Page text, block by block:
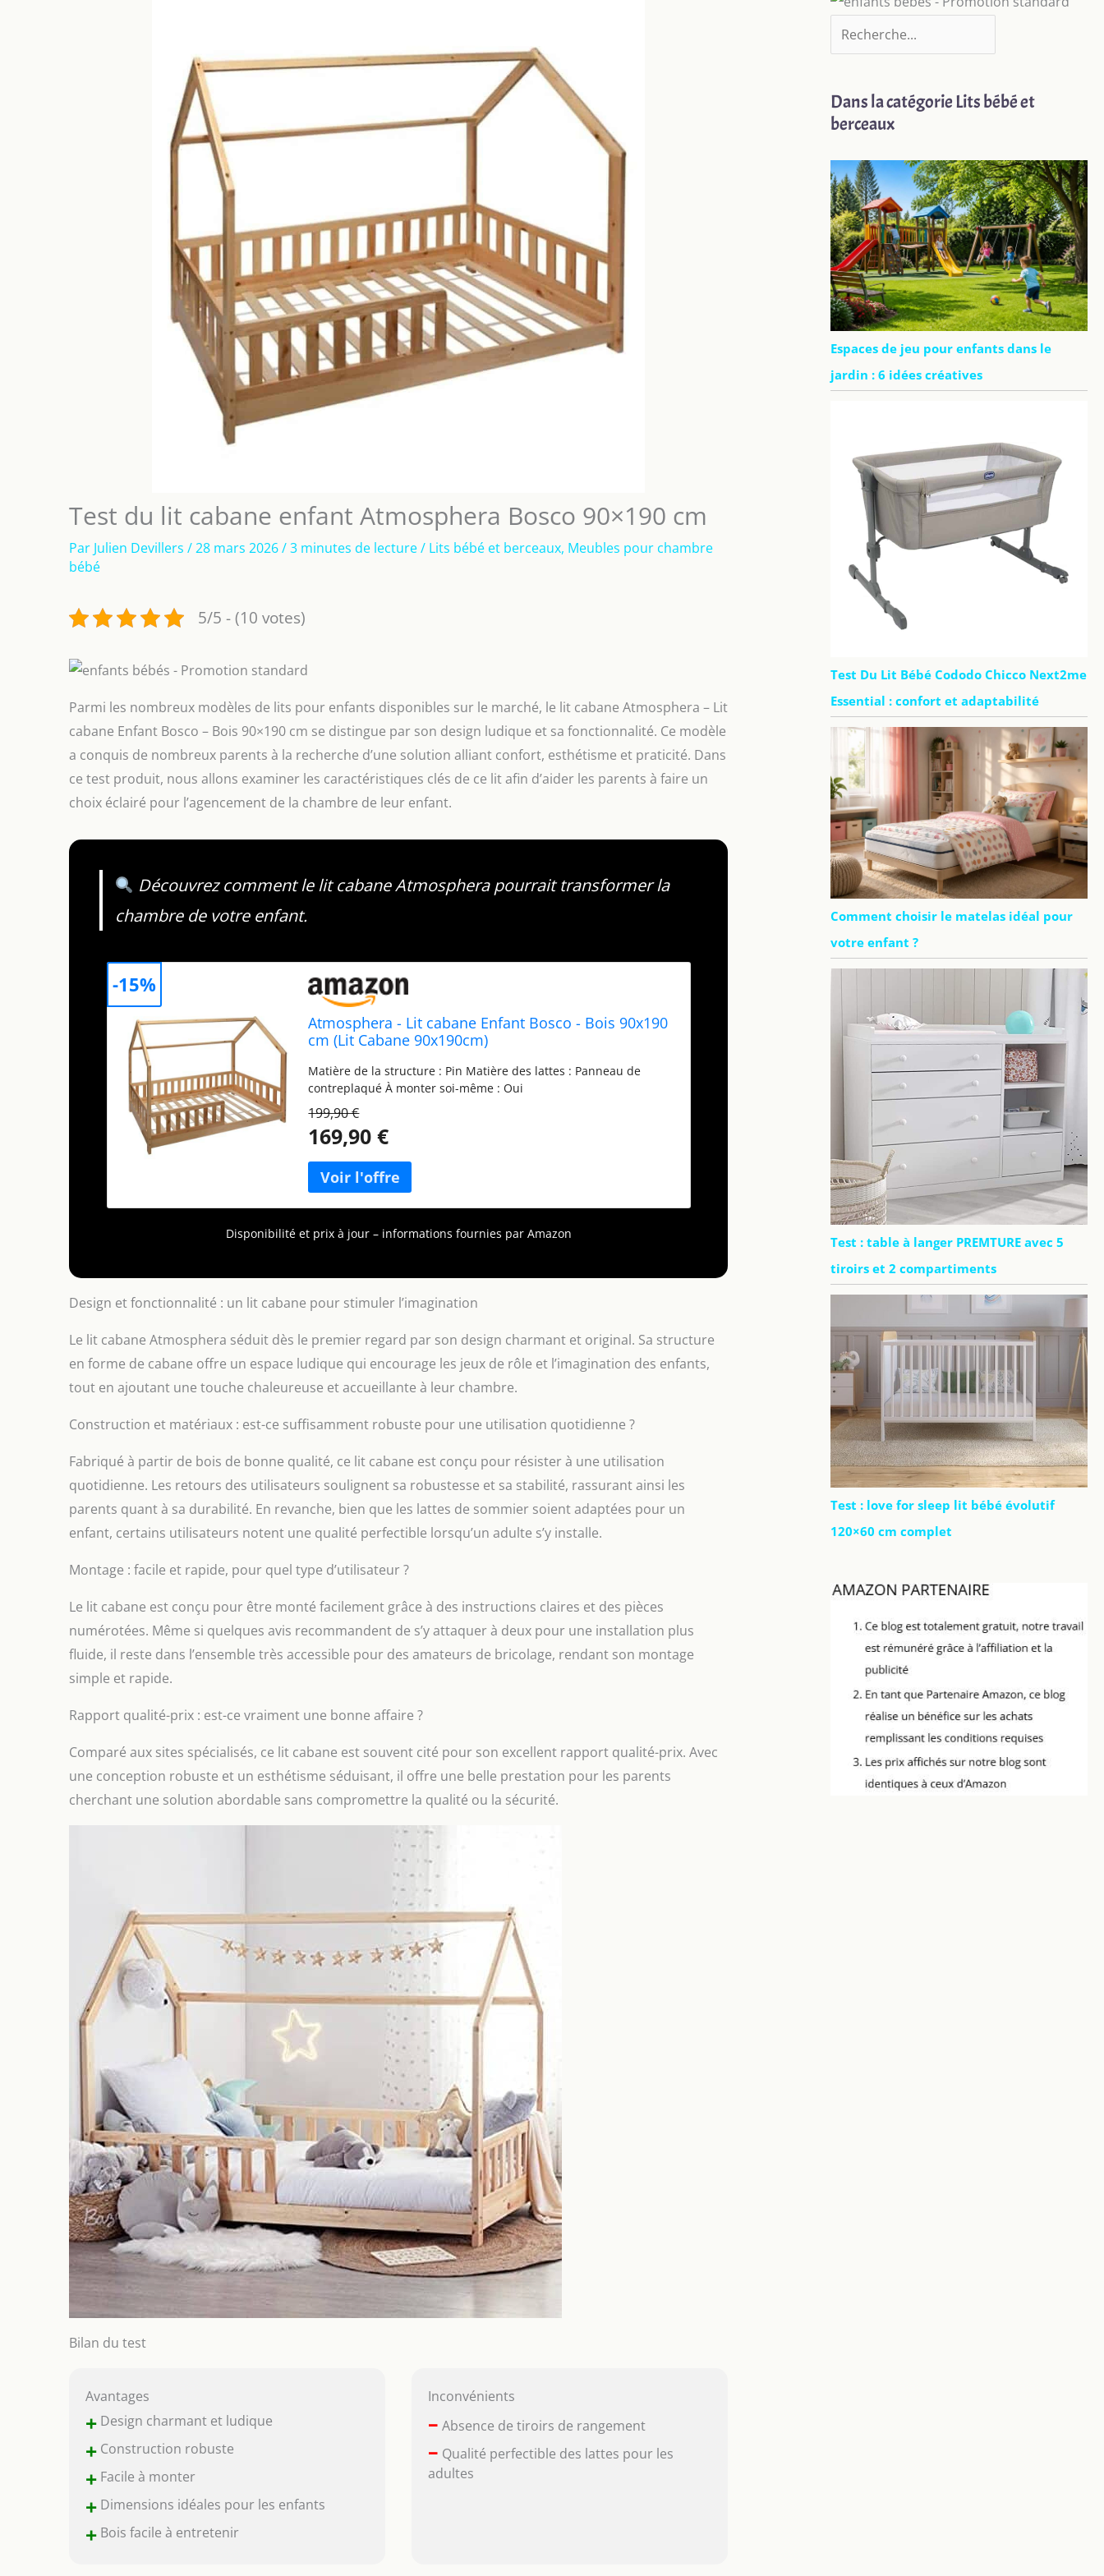
Test du lit cabane enfant Atmosphera Bosco 90×190 cm
Par Julien Devillers /28 mars 2026/3 minutes de lecture/ Lits bébé et berceaux, Meubles pour chambre
bébé
5/5 - (10 votes)
Parmi les nombreux modèles de lits pour enfants disponibles sur le marché, le lit cabane Atmosphera – Lit
cabane Enfant Bosco – Bois 90×190 cm se distingue par son design ludique et sa fonctionnalité. Ce modèle
a conquis de nombreux parents à la recherche d’une solution alliant confort, esthétisme et praticité. Dans
ce test produit, nous allons examiner les caractéristiques clés de ce lit afin d’aider les parents à faire un
choix éclairé pour l’agencement de la chambre de leur enfant.
Découvrez comment le lit cabane Atmosphera pourrait transformer la
chambre de votre enfant.
Atmosphera - Lit cabane Enfant Bosco - Bois 90x190
cm (Lit Cabane 90x190cm)
Matière de la structure : Pin Matière des lattes : Panneau de
contreplaqué À monter soi-même : Oui
199,90 €
169,90 €
-15%
Disponibilité et prix à jour – informations fournies par Amazon
Design et fonctionnalité : un lit cabane pour stimuler l’imagination
Le lit cabane Atmosphera séduit dès le premier regard par son design charmant et original. Sa structure
en forme de cabane offre un espace ludique qui encourage les jeux de rôle et l’imagination des enfants,
tout en ajoutant une touche chaleureuse et accueillante à leur chambre.
Construction et matériaux : est-ce suffisamment robuste pour une utilisation quotidienne ?
Fabriqué à partir de bois de bonne qualité, ce lit cabane est conçu pour résister à une utilisation
quotidienne. Les retours des utilisateurs soulignent sa robustesse et sa stabilité, rassurant ainsi les
parents quant à sa durabilité. En revanche, bien que les lattes de sommier soient adaptées pour un
enfant, certains utilisateurs notent une qualité perfectible lorsqu’un adulte s’y installe.
Montage : facile et rapide, pour quel type d’utilisateur ?
Le lit cabane est conçu pour être monté facilement grâce à des instructions claires et des pièces
numérotées. Même si quelques avis recommandent de s’y attaquer à deux pour une installation plus
fluide, il reste dans l’ensemble très accessible pour des amateurs de bricolage, rendant son montage
simple et rapide.
Rapport qualité-prix : est-ce vraiment une bonne affaire ?
Comparé aux sites spécialisés, ce lit cabane est souvent cité pour son excellent rapport qualité-prix. Avec
une conception robuste et un esthétisme séduisant, il offre une belle prestation pour les parents
cherchant une solution abordable sans compromettre la qualité ou la sécurité.
Bilan du test
Avantages
+ Design charmant et ludique
+ Construction robuste
+ Facile à monter
+ Dimensions idéales pour les enfants
+ Bois facile à entretenir
Inconvénients
– Absence de tiroirs de rangement
– Qualité perfectible des lattes pour les
adultes
Dans la catégorie Lits bébé et
berceaux
Espaces de jeu pour enfants dans le
jardin : 6 idées créatives
Test Du Lit Bébé Cododo Chicco Next2me
Essential : confort et adaptabilité
Comment choisir le matelas idéal pour
votre enfant ?
Test : table à langer PREMTURE avec 5
tiroirs et 2 compartiments
Test : love for sleep lit bébé évolutif
120×60 cm complet